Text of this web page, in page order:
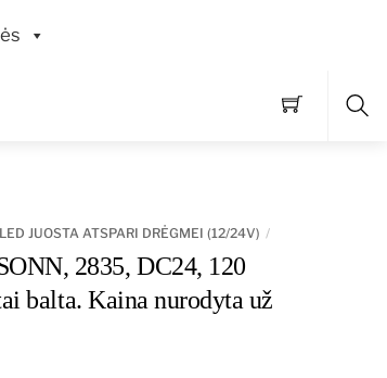
JUOSTA ATSPARI DRĖGMEI (12/24V)
2835, DC24, 120
balta. Kaina nurodyta už